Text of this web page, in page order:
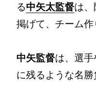
る中矢太監督は
掲げて、チーム作
中矢監督は、選
に残るような名